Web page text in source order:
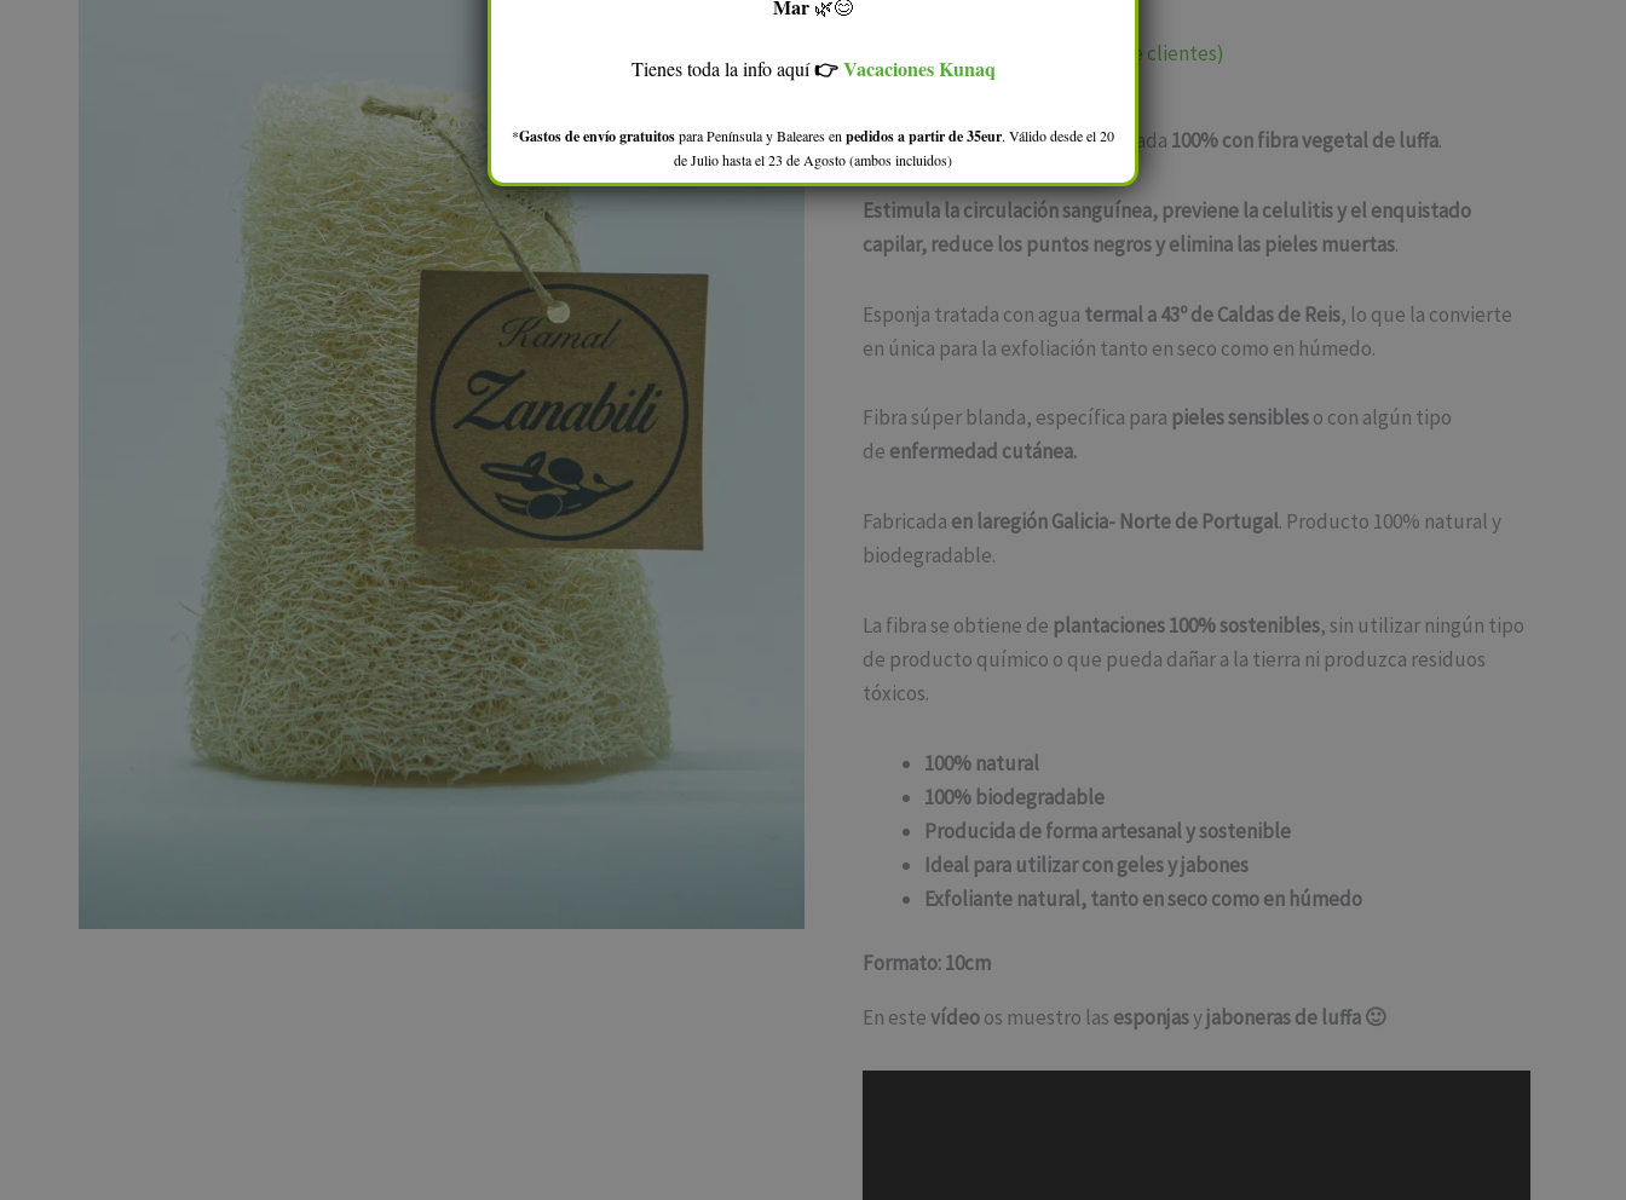
a
valoraciones
de clientes
valoraciones de clientes)
Esponja de Luffa Naturalelaborada 100% con fibra vegetal de luffa.
Estimula la circulación sanguínea, previene la celulitis y el enquistado
capilar, reduce los puntos negros y elimina las pieles muertas.
Esponja tratada con agua termal a 43º de Caldas de Reis, lo que la convierte
en única para la exfoliación tanto en seco como en húmedo.
Fibra súper blanda, específica para pieles sensibleso con algún tipo
de enfermedad cutánea.
Fabricada en laregión Galicia- Norte de Portugal. Producto 100% natural y
biodegradable.
La fibra se obtiene de plantaciones 100% sostenibles, sin utilizar ningún tipo
de producto químico o que pueda dañar a la tierra ni produzca residuos
tóxicos.
100% natural
100% biodegradable
Producida de forma artesanal y sostenible
Ideal para utilizar con geles y jabones
Exfoliante natural, tanto en seco como en húmedo
Formato: 10cm
En estevídeoos muestro las esponjasyjaboneras de luffa 🙂
cantidad
Mar 🌿😊
Tienes toda la info aquí👉Vacaciones Kunaq
*Gastos de envío gratuitospara Península y Baleares enpedidos a partir de 35eur. Válido desde el 20
de Julio hasta el 23 de Agosto (ambos incluidos)